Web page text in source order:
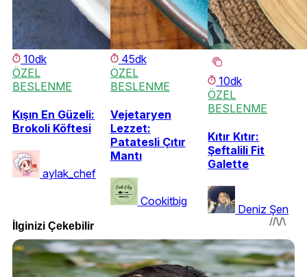
10dk
ÖZEL
BESLENME
Kışın En Güzeli:
Brokoli Köftesi
aylak_chef
45dk
ÖZEL
BESLENME
Vejetaryen
Lezzet:
Patatesli Çıtır
Mantı
Cookitbig
10dk
ÖZEL
BESLENME
Kıtır Kıtır:
Şeftalili Fit
Galette
Deniz Şen